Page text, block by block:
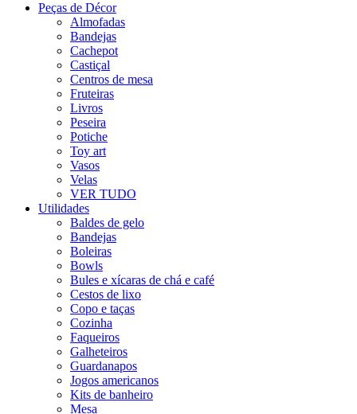
Peças de Décor
Almofadas
Bandejas
Cachepot
Castiçal
Centros de mesa
Fruteiras
Livros
Peseira
Potiche
Toy art
Vasos
Velas
VER TUDO
Utilidades
Baldes de gelo
Bandejas
Boleiras
Bowls
Bules e xícaras de chá e café
Cestos de lixo
Copo e taças
Cozinha
Faqueiros
Galheteiros
Guardanapos
Jogos americanos
Kits de banheiro
Mesa